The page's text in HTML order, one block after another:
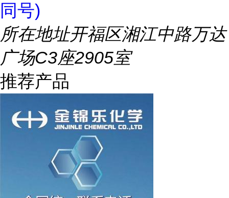
同号)
所在地址开福区湘江中路万达
广场C3座2905室
推荐产品